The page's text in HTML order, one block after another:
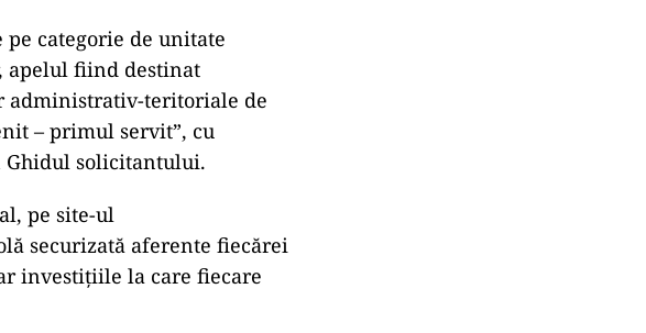
categorie de unitate
apelul fiind destinat
teritoriale de
– primul servit”, cu
solicitantului.
pe site-ul
securizată aferente fiecărei
investiţiile la care fiecare